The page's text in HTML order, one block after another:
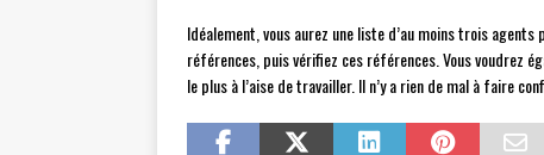
Idéalement, vous aurez une liste d’au moins trois
références, puis vérifiez ces références. Vous voudrez
le plus à l’aise de travailler. Il n’y a rien de mal à faire